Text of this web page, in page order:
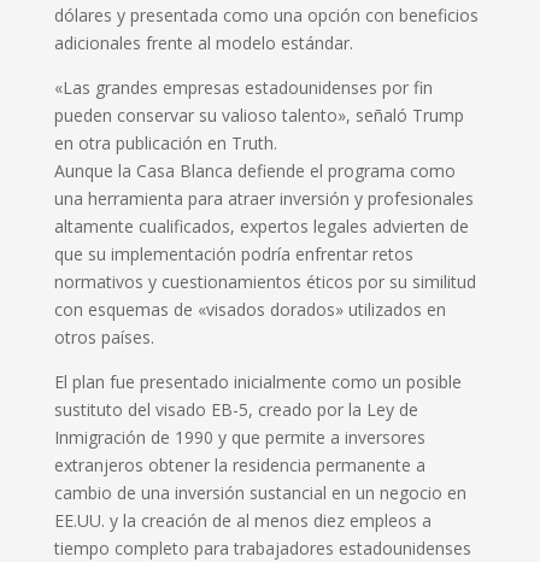
dólares y presentada como una opción con beneficios
adicionales frente al modelo estándar.
«Las grandes empresas estadounidenses por fin
pueden conservar su valioso talento», señaló Trump
en otra publicación en Truth.
Aunque la Casa Blanca defiende el programa como
una herramienta para atraer inversión y profesionales
altamente cualificados, expertos legales advierten de
que su implementación podría enfrentar retos
normativos y cuestionamientos éticos por su similitud
con esquemas de «visados dorados» utilizados en
otros países.
El plan fue presentado inicialmente como un posible
sustituto del visado EB-5, creado por la Ley de
Inmigración de 1990 y que permite a inversores
extranjeros obtener la residencia permanente a
cambio de una inversión sustancial en un negocio en
EE.UU. y la creación de al menos diez empleos a
tiempo completo para trabajadores estadounidenses